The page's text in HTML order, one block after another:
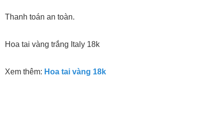
Thanh toán an toàn.
Hoa tai vàng trắng Italy 18k
Xem thêm: Hoa tai vàng 18k